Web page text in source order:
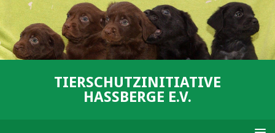
TIERSCHUTZINITIATIVE
HASSBERGE E.V.